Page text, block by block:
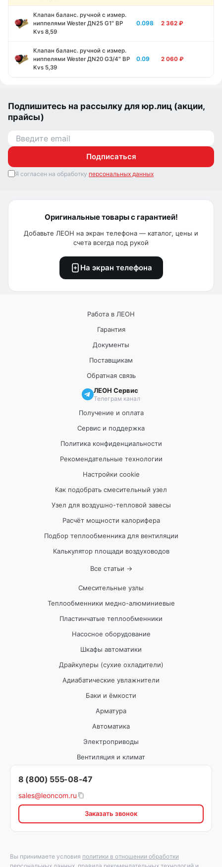
Клапан баланс. ручной с измер.
ниппелями Wester ДN25 G1″ ВР
Kvs 8,59
0.098 2 362 ₽
Клапан баланс. ручной с измер.
ниппелями Wester ДN20 G3/4″ ВР
Kvs 5,39
0.09 2 060 ₽
Подпишитесь на рассылку для юр.лиц (акции,
прайсы)
Подписаться
Я согласен на обработку персональных данных
Оригинальные товары с гарантией!
Добавьте ЛЕОН на экран телефона — каталог, цены и
счета всегда под рукой
На экран телефона
Работа в ЛЕОН
Гарантия
Документы
Поставщикам
Обратная связь
ЛЕОН Сервис
Телеграм канал
Получение и оплата
Сервис и поддержка
Политика конфиденциальности
Рекомендательные технологии
Настройки cookie
Как подобрать смесительный узел
Узел для воздушно-тепловой завесы
Расчёт мощности калорифера
Подбор теплообменника для вентиляции
Калькулятор площади воздуховодов
Все статьи →
Смесительные узлы
Теплообменники медно-алюминиевые
Пластинчатые теплообменники
Насосное оборудование
Шкафы автоматики
Драйкулеры (сухие охладители)
Адиабатические увлажнители
Баки и ёмкости
Арматура
Автоматика
Электроприводы
Вентиляция и климат
8 (800) 555-08-47
sales@leoncom.ru
Заказать звонок
Вы принимаете условия политики в отношении обработки